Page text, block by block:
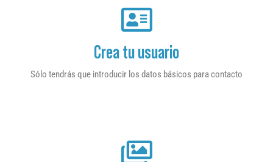
Crea tu usuario
Sólo tendrás que introducir los datos básicos para contacto